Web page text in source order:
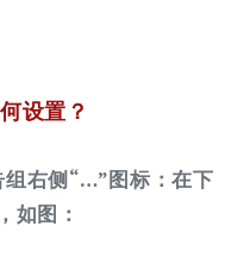
设置？
右侧“…”图标：在下
如图：